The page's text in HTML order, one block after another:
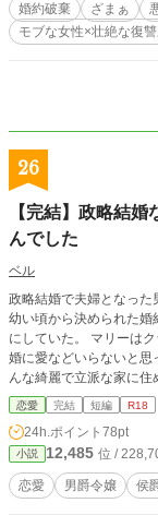
婚約破棄 ざまぁ
モブな女性×壮絶な復讐
26
【完結】政略結
んでした
ベル
政略結婚で夫婦となった男
幼い頃から決められた
にしていた。 マリーはクラストが嫌いではないけれど愛してもいない。政略結
婚に愛などいらないと思っていたから。 では何故
んな綺麗で立派な家に
男だから、家の公務など
幸せってある？ 元々恋愛なんて興味ないし、とりあえず結婚して生活を共にす
るだけでいいんでしょう？なんて幸せなの
ー、今日も可愛いね」
「マリー、好きだよ。...愛してるよ」 こんなに溺愛
だけど... 無事完
恋愛 完結 短編 R18
24h.ポイント 78pt
小説 12,485 位 /
恋愛 男爵令嬢 侯